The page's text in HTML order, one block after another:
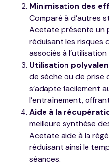
Minimisation des
Comparé à d’autres
Acetate présente un
réduisant les risques
associés à
Utilisation
de sèche ou de prise
s’adapte facilement
l’entraînement,
Aide à la
meilleure synthèse
Acetate aide à la
réduisant ainsi le
séances.